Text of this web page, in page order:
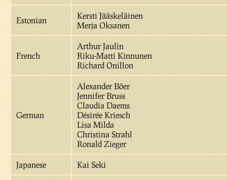
Estonian
Kersti Jääskeläinen
Merja Oksanen
French
Arthur Jaulin
Riku-Matti Kinnunen
Richard Onillon
German
Alexander Böer
Jennifer Bruss
Claudia Daems
Désirée Kriesch
Lisa Milda
Christina Strahl
Ronald Zieger
Japanese Kai Seki